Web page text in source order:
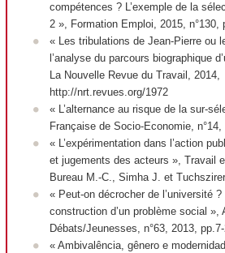
compétences ? L’exemple de la
2 », Formation Emploi, 2015, n°130,
« Les tribulations de Jean-Pierre ou
l’analyse du parcours biographique
La Nouvelle Revue du Travail , 2014,
http://nrt.revues.org/1972
« L’alternance au risque de la sur-
Française de Socio-Economie, n°14,
« L’expérimentation dans l’action
et jugements des acteurs », Travail
Bureau M.-C., Simha J. et
« Peut-on décrocher de l’université
construction d’un problème social »,
Débats/Jeunesses, n°63, 2013,
« Ambivalência, gênero e